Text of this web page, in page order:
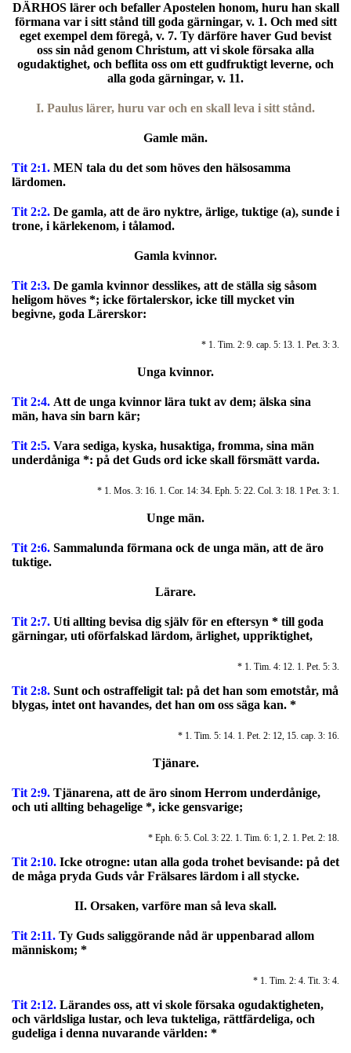
DÄRHOS lärer och befaller Apostelen honom, huru han skall
förmana var i sitt stånd till goda gärningar, v. 1. Och med sitt
eget exempel dem föregå, v. 7. Ty därföre haver Gud bevist
oss sin nåd genom Christum, att vi skole försaka alla
ogudaktighet, och beflita oss om ett gudfruktigt leverne, och
alla goda gärningar, v. 11.
I. Paulus lärer, huru var och en skall leva i sitt stånd.
Gamle män.
Tit 2:1. MEN tala du det som höves den hälsosamma
lärdomen.
Tit 2:2. De gamla, att de äro nyktre, ärlige, tuktige (a), sunde i
trone, i kärlekenom, i tålamod.
Gamla kvinnor.
Tit 2:3. De gamla kvinnor desslikes, att de ställa sig såsom
heligom höves *; icke förtalerskor, icke till mycket vin
begivne, goda Lärerskor:
* 1. Tim. 2: 9. cap. 5: 13. 1. Pet. 3: 3.
Unga kvinnor.
Tit 2:4. Att de unga kvinnor lära tukt av dem; älska sina
män, hava sin barn kär;
Tit 2:5. Vara sediga, kyska, husaktiga, fromma, sina män
underdåniga *: på det Guds ord icke skall försmätt varda.
* 1. Mos. 3: 16. 1. Cor. 14: 34. Eph. 5: 22. Col. 3: 18. 1 Pet. 3: 1.
Unge män.
Tit 2:6. Sammalunda förmana ock de unga män, att de äro
tuktige.
Lärare.
Tit 2:7. Uti allting bevisa dig själv för en eftersyn * till goda
gärningar, uti oförfalskad lärdom, ärlighet, uppriktighet,
* 1. Tim. 4: 12. 1. Pet. 5: 3.
Tit 2:8. Sunt och ostraffeligit tal: på det han som emotstår, må
blygas, intet ont havandes, det han om oss säga kan. *
* 1. Tim. 5: 14. 1. Pet. 2: 12, 15. cap. 3: 16.
Tjänare.
Tit 2:9. Tjänarena, att de äro sinom Herrom underdånige,
och uti allting behagelige *, icke gensvarige;
* Eph. 6: 5. Col. 3: 22. 1. Tim. 6: 1, 2. 1. Pet. 2: 18.
Tit 2:10. Icke otrogne: utan alla goda trohet bevisande: på det
de måga pryda Guds vår Frälsares lärdom i all stycke.
II. Orsaken, varföre man så leva skall.
Tit 2:11. Ty Guds saliggörande nåd är uppenbarad allom
människom; *
* 1. Tim. 2: 4. Tit. 3: 4.
Tit 2:12. Lärandes oss, att vi skole försaka ogudaktigheten,
och världsliga lustar, och leva tukteliga, rättfärdeliga, och
gudeliga i denna nuvarande världen: *